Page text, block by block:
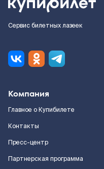
Сервис билетных лазеек
Компания
Главное о Купибилете
Контакты
Пресс-центр
Партнерская программа